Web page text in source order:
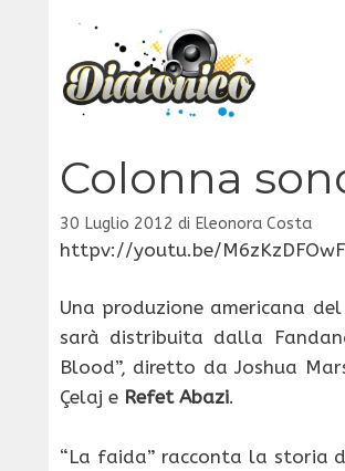
contenuto
Colonna
30 Luglio 2012 di Eleonora Costa
httpv://youtu.be/
Una produzione americana
sarà distribuita dalla
Blood”, diretto da Joshua
Çelaj e Refet Abazi.
“La faida” racconta la storia